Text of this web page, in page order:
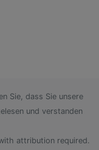
Sie, dass Sie unsere
und verstanden
attribution required.